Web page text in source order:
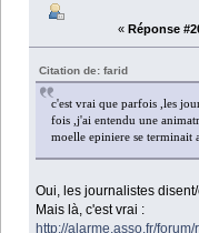
« Réponse
Citation de: farid
c'est vrai que parfois ,les
fois ,j'ai entendu une
moelle epiniere se terminait
Oui, les journalistes
Mais là, c'est vrai :
http://alarme.asso.fr/